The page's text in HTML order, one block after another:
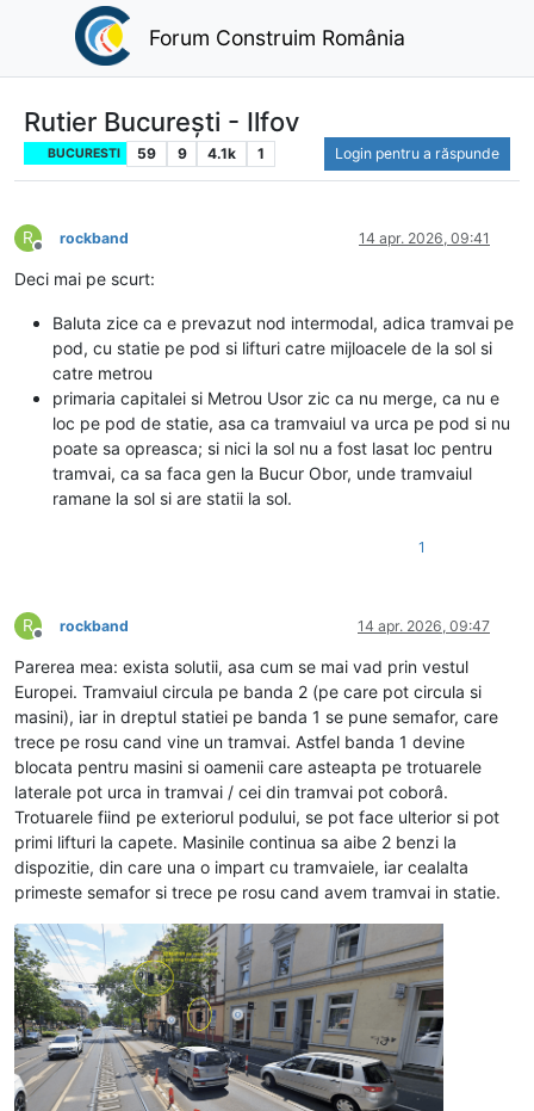
Forum Construim România
Rutier București - Ilfov
BUCURESTI 59 9 4.1k 1 Login pentru a răspunde
R
Deconectat
rockband 14 apr. 2026, 09:41
Deci mai pe scurt:
Baluta zice ca e prevazut nod intermodal, adica tramvai pe
pod, cu statie pe pod si lifturi catre mijloacele de la sol si
catre metrou
primaria capitalei si Metrou Usor zic ca nu merge, ca nu e
loc pe pod de statie, asa ca tramvaiul va urca pe pod si nu
poate sa opreasca; si nici la sol nu a fost lasat loc pentru
tramvai, ca sa faca gen la Bucur Obor, unde tramvaiul
ramane la sol si are statii la sol.
1
R
Deconectat
rockband 14 apr. 2026, 09:47
Parerea mea: exista solutii, asa cum se mai vad prin vestul
Europei. Tramvaiul circula pe banda 2 (pe care pot circula si
masini), iar in dreptul statiei pe banda 1 se pune semafor, care
trece pe rosu cand vine un tramvai. Astfel banda 1 devine
blocata pentru masini si oamenii care asteapta pe trotuarele
laterale pot urca in tramvai / cei din tramvai pot coborâ.
Trotuarele fiind pe exteriorul podului, se pot face ulterior si pot
primi lifturi la capete. Masinile continua sa aibe 2 benzi la
dispozitie, din care una o impart cu tramvaiele, iar cealalta
primeste semafor si trece pe rosu cand avem tramvai in statie.